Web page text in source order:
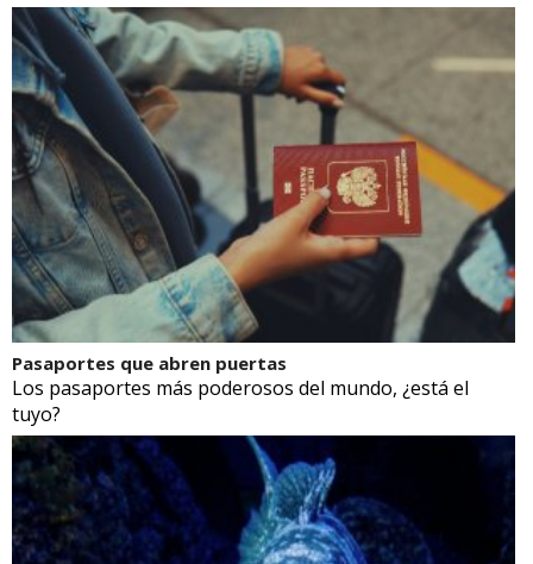
Pasaportes que abren puertas
Los pasaportes más poderosos del mundo, ¿está el
tuyo?